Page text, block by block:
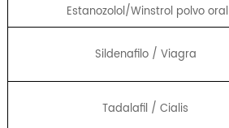
Estanozolol/Winstrol polvo oral
Sildenafilo / Viagra
Tadalafil / Cialis